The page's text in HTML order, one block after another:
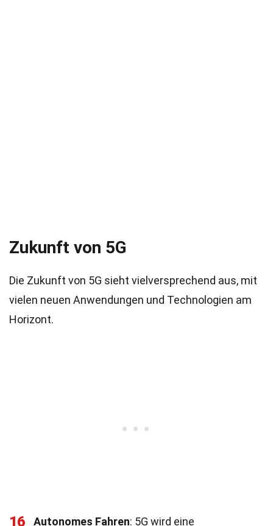
Zukunft von 5G
Die Zukunft von 5G sieht vielversprechend aus, mit
vielen neuen Anwendungen und Technologien am
Horizont.
16 Autonomes Fahren: 5G wird eine